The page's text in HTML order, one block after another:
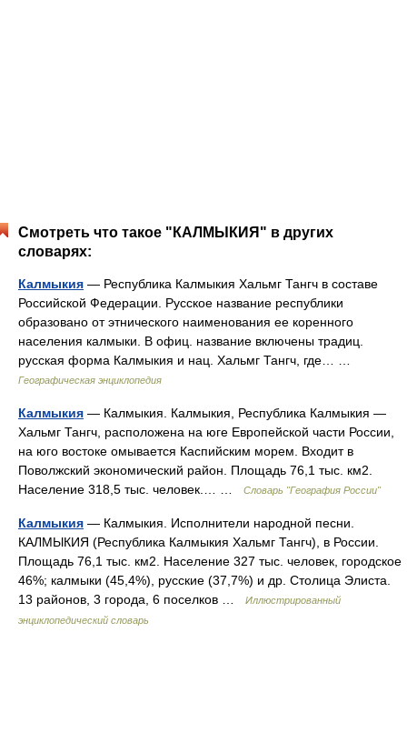
Смотреть что такое "КАЛМЫКИЯ" в других
словарях:
Калмыкия — Республика Калмыкия Хальмг Тангч в составе
Российской Федерации. Русское название республики
образовано от этнического наименования ее коренного
населения калмыки. В офиц. название включены традиц.
русская форма Калмыкия и нац. Хальмг Тангч, где… …
Географическая энциклопедия
Калмыкия — Калмыкия. Калмыкия, Республика Калмыкия —
Хальмг Тангч, расположена на юге Европейской части России,
на юго востоке омывается Каспийским морем. Входит в
Поволжский экономический район. Площадь 76,1 тыс. км2.
Население 318,5 тыс. человек.… …
Словарь "География России"
Калмыкия — Калмыкия. Исполнители народной песни.
КАЛМЫКИЯ (Республика Калмыкия Хальмг Тангч), в России.
Площадь 76,1 тыс. км2. Население 327 тыс. человек, городское
46%; калмыки (45,4%), русские (37,7%) и др. Столица Элиста.
13 районов, 3 города, 6 поселков …
Иллюстрированный
энциклопедический словарь